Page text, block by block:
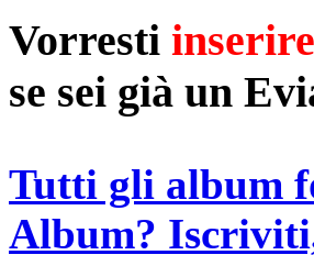
Vorresti
se sei già un
Tutti gli album
Album?